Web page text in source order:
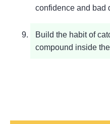
confidence and bad
Build the habit of
compound inside